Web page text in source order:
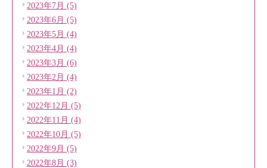
2023年7月 (5)
2023年6月 (5)
2023年5月 (4)
2023年4月 (4)
2023年3月 (6)
2023年2月 (4)
2023年1月 (2)
2022年12月 (5)
2022年11月 (4)
2022年10月 (5)
2022年9月 (5)
2022年8月 (3)